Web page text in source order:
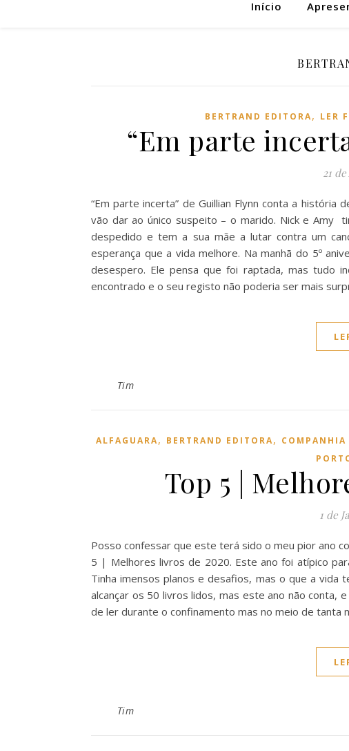
Início
BERTRAND EDITORA, LER
“Em parte
21
“Em parte incerta” de Guillian Flynn conta a
vão dar ao único suspeito – o marido. Nick e Amy
despedido e tem a sua mãe a lutar contra um
esperança que a vida melhore. Na manhã do 5º
desespero. Ele pensa que foi raptada, mas tudo
encontrado e o seu registo não poderia ser mais
Tim
ALFAGUARA, BERTRAND EDITORA, COMPANHIA
Top 5 |
1 de
Posso confessar que este terá sido o meu pior ano
5 | Melhores livros de 2020. Este ano foi atípico
Tinha imensos planos e desafios, mas o que a vida
alcançar os 50 livros lidos, mas este ano não conta,
de ler durante o confinamento mas no meio de tanta
Tim